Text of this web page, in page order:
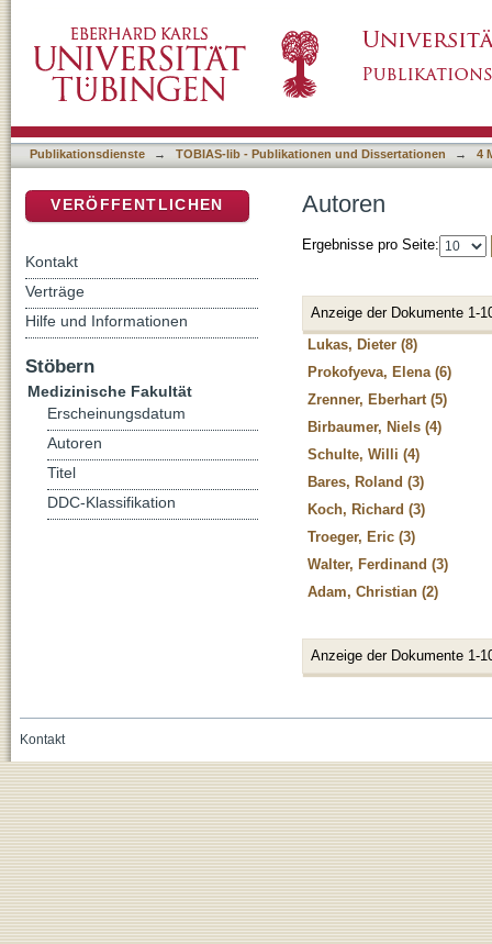
Publikationsdienste → TOBIAS-lib - Publikationen und Dissertationen → 4
Autoren
Ergebnisse pro Seite:
Anzeige der Dokumente 1-
Lukas, Dieter (8)
Prokofyeva, Elena (6)
Zrenner, Eberhart (5)
Birbaumer, Niels (4)
Schulte, Willi (4)
Bares, Roland (3)
Koch, Richard (3)
Troeger, Eric (3)
Walter, Ferdinand (3)
Adam, Christian (2)
Anzeige der Dokumente 1-
VERÖFFENTLICHEN
Kontakt
Verträge
Hilfe und Informationen
Stöbern
Medizinische Fakultät
Erscheinungsdatum
Autoren
Titel
DDC-Klassifikation
Kontakt